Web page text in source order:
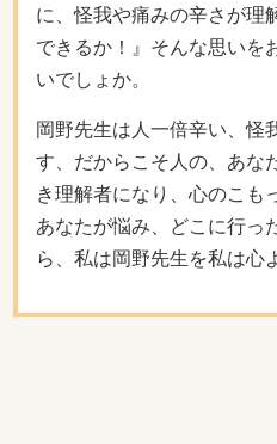
に、怪我や痛みの辛さが理
できるか！』そんな思いを
いでしょか。
岡野先生は人一倍辛い、怪
す、だからこそ人の、あな
き理解者になり、心のこも
あなたが悩み、どこに行っ
ら、私は岡野先生を私は心